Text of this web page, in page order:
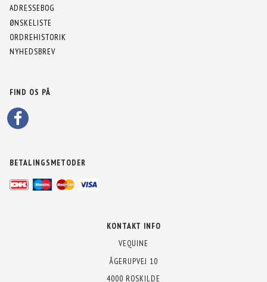
ADRESSEBOG
ØNSKELISTE
ORDREHISTORIK
NYHEDSBREV
FIND OS PÅ
BETALINGSMETODER
KONTAKT INFO
VEQUINE
ÅGERUPVEJ 10
4000 ROSKILDE